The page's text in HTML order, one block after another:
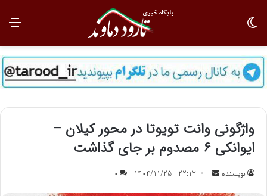
واژگونی وانت تویوتا در محور کیلان –
ایوانکی ۶ مصدوم بر جای گذاشت
نویسنده 22:13 - 1404/11/25
0